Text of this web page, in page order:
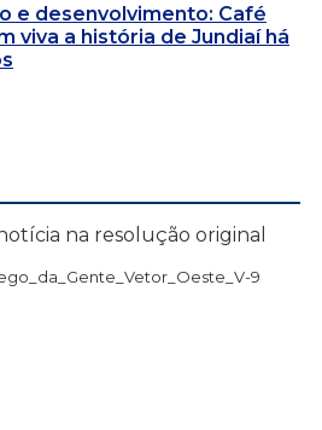
e desenvolvimento: Café
viva a história de Jundiaí há
na resolução original
9